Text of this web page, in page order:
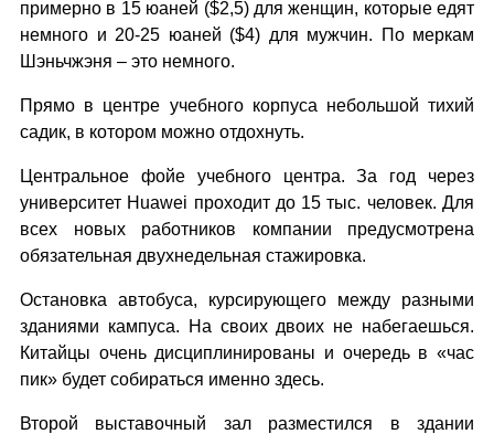
примерно в 15 юаней ($2,5) для женщин, которые едят
немного и 20-25 юаней ($4) для мужчин. По меркам
Шэньчжэня – это немного.
Прямо в центре учебного корпуса небольшой тихий
садик, в котором можно отдохнуть.
Центральное фойе учебного центра. За год через
университет Huawei проходит до 15 тыс. человек. Для
всех новых работников компании предусмотрена
обязательная двухнедельная стажировка.
Остановка автобуса, курсирующего между разными
зданиями кампуса. На своих двоих не набегаешься.
Китайцы очень дисциплинированы и очередь в «час
пик» будет собираться именно здесь.
Второй выставочный зал разместился в здании